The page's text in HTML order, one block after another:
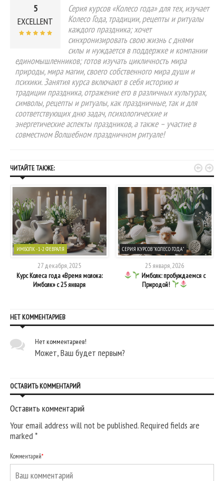
5
EXCELLENT
Серия курсов «Колесо года» для тех, изучает
Колесо Года, традиции, рецепты и ритуалы
каждого праздника; хочет
синхронизировать свою жизнь с днями
силы и нуждается в поддержке и компании
единомышленников; готов изучать цикличность мира
природы, мира магии, своего собственного мира души и
психики. Занятия курса включают в себя историю и
традиции праздника, отражение его в различных культурах,
символы, рецепты и ритуалы, как праздничные, так и для
соответствующих дню задач, психологические и
энергетические аспекты праздников, а также – участие в
совместном Волшебном праздничном ритуале!
ЧИТАЙТЕ ТАКЖЕ:
ИМБОЛК - 1-2 ФЕВРАЛЯ
27 декабря, 2025
Курс Колеса года «Время молока:
Имболк» с 25 января
СЕРИЯ КУРСОВ "КОЛЕСО ГОДА"
25 января, 2026
Имболк: пробуждаемся с
Природой!
 
НЕТ КОММЕНТАРИЕВ
Нет комментариев!
Может, Ваш будет первым?
ОСТАВИТЬ КОММЕНТАРИЙ
Оставить комментарий
Your email address will not be published. Required fields are
marked*
Комментарий*